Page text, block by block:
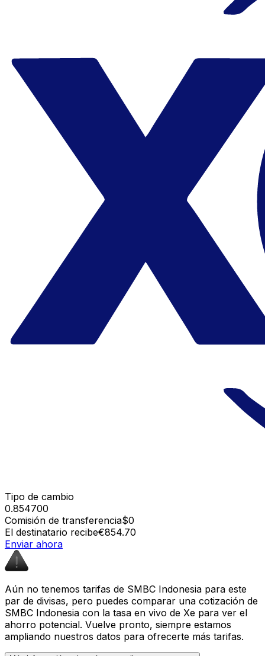
Tipo de cambio
0.854700
Comisión de transferencia$0
El destinatario recibe€854.70
Enviar ahora
Aún no tenemos tarifas de SMBC Indonesia para este
par de divisas, pero puedes comparar una cotización de
SMBC Indonesia con la tasa en vivo de Xe para ver el
ahorro potencial. Vuelve pronto, siempre estamos
ampliando nuestros datos para ofrecerte más tarifas.